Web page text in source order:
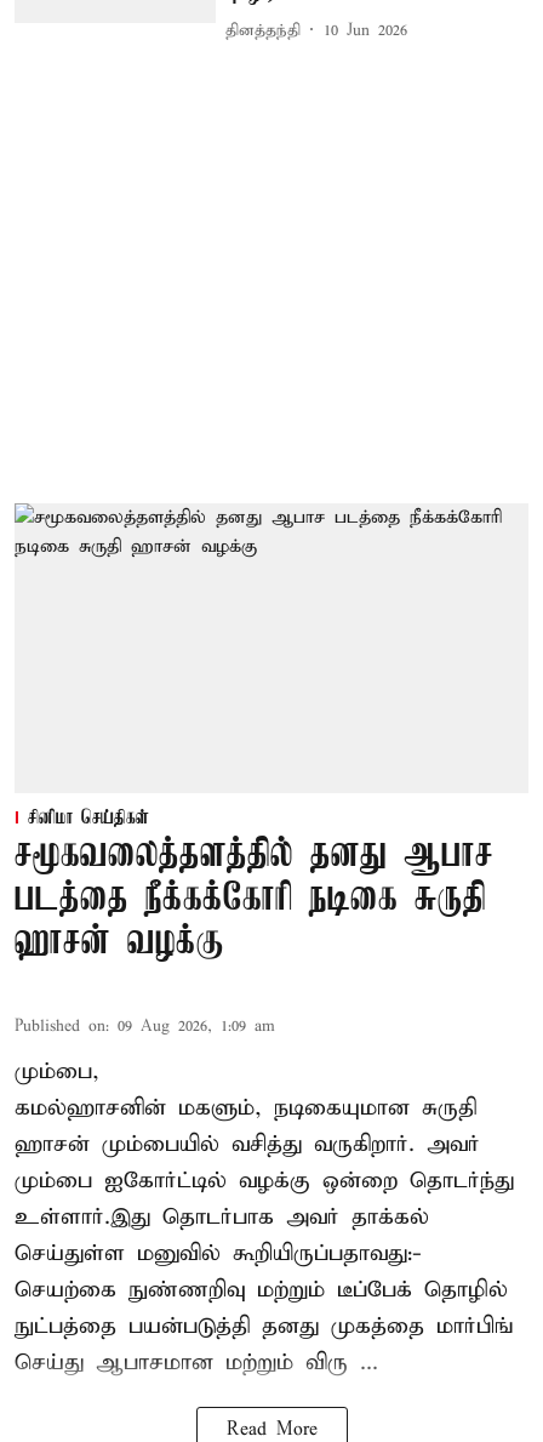
தினத்தந்தி 10 Jun 2026
சினிமா செய்திகள்
சமூகவலைத்தளத்தில் தனது ஆபாச
படத்தை நீக்கக்கோரி நடிகை சுருதி
ஹாசன் வழக்கு
Published on: 09 Aug 2026, 1:09 am
மும்பை,
கமல்ஹாசனின் மகளும், நடிகையுமான சுருதி
ஹாசன் மும்பையில் வசித்து வருகிறார். அவர்
மும்பை ஐகோர்ட்டில் வழக்கு ஒன்றை தொடர்ந்து
உள்ளார்.இது தொடர்பாக அவர் தாக்கல்
செய்துள்ள மனுவில் கூறியிருப்பதாவது:-
செயற்கை நுண்ணறிவு மற்றும் டீப்பேக் தொழில்
நுட்பத்தை பயன்படுத்தி தனது முகத்தை மார்பிங்
செய்து ஆபாசமான மற்றும் விரு ...
Read More